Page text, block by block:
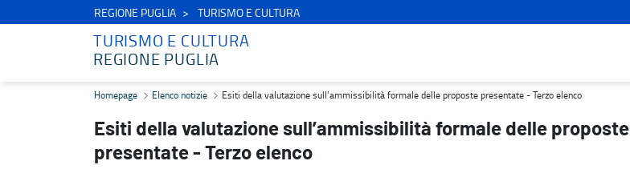
REGIONE PUGLIA TURISMO E CULTURA
TURISMO E CULTURA
REGIONE PUGLIA
Esiti della valutazione sull’ammissibilità formale delle proposte presentate - Terzo elenco - Turismo e cultura
Homepage Elenco notizie Esiti della valutazione sull’ammissibilità formale delle proposte presentate - Terzo elenco
Esiti della valutazione sull’ammissibilità formale delle proposte
presentate - Terzo elenco